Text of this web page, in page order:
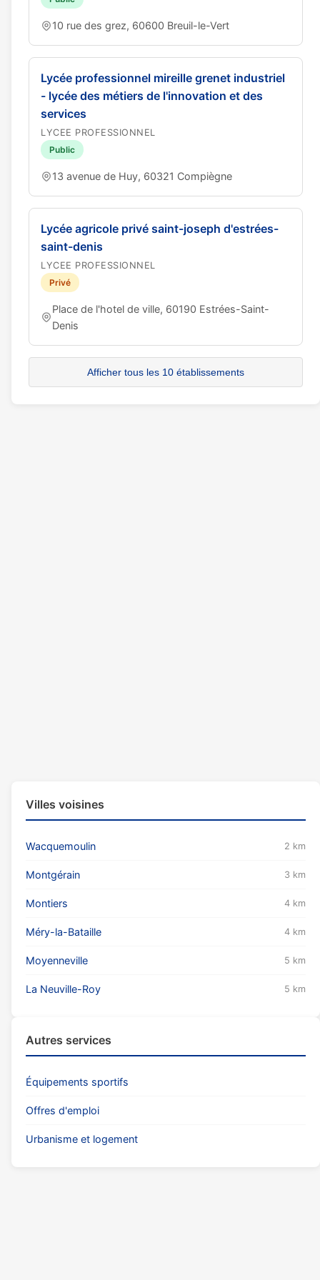
10 rue des grez, 60600 Breuil-le-Vert
Lycée professionnel mireille grenet industriel
- lycée des métiers de l'innovation et des
services
LYCEE PROFESSIONNEL
Public
13 avenue de Huy, 60321 Compiègne
Lycée agricole privé saint-joseph d'estrées-
saint-denis
LYCEE PROFESSIONNEL
Privé
Place de l'hotel de ville, 60190 Estrées-Saint-
Denis
Afficher tous les 10 établissements
Villes voisines
Wacquemoulin 2 km
Montgérain 3 km
Montiers 4 km
Méry-la-Bataille 4 km
Moyenneville 5 km
La Neuville-Roy 5 km
Autres services
Équipements sportifs
Offres d'emploi
Urbanisme et logement